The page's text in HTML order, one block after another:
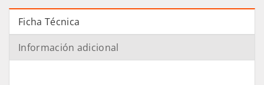
Ficha Técnica
Información adicional